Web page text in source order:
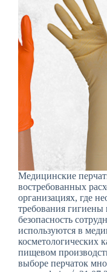
Медицинские
востребованных
организациях, где
требования гигиены
безопасность
используются в
косметологических
пищевом
выборе перчаток